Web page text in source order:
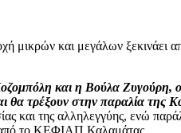
μικρών και μεγάλων
και η Βούλα Ζυγούρη, οι
θα τρέξουν στην παραλία της
και της αλληλεγγύης, ενώ